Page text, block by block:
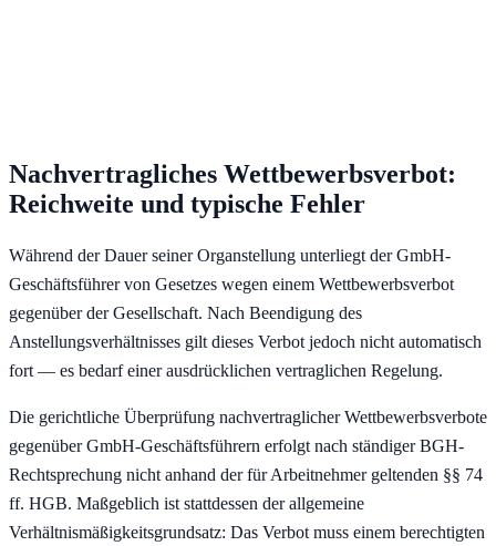
Nachvertragliches Wettbewerbsverbot:
Reichweite und typische Fehler
Während der Dauer seiner Organstellung unterliegt der GmbH-
Geschäftsführer von Gesetzes wegen einem Wettbewerbsverbot
gegenüber der Gesellschaft. Nach Beendigung des
Anstellungsverhältnisses gilt dieses Verbot jedoch nicht automatisch
fort — es bedarf einer ausdrücklichen vertraglichen Regelung.
Die gerichtliche Überprüfung nachvertraglicher Wettbewerbsverbote
gegenüber GmbH-Geschäftsführern erfolgt nach ständiger BGH-
Rechtsprechung nicht anhand der für Arbeitnehmer geltenden §§ 74
ff. HGB. Maßgeblich ist stattdessen der allgemeine
Verhältnismäßigkeitsgrundsatz: Das Verbot muss einem berechtigten